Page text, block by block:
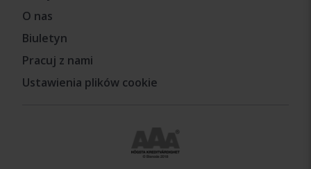
O nas
Biuletyn
Pracuj z nami
Ustawienia plików cookie